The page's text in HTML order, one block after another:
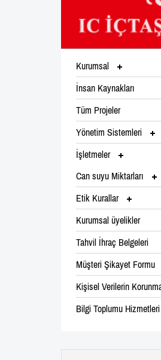
Kurumsal
İnsan Kaynakları
Tüm Projeler
Yönetim Sistemleri
İşletmeler
Can suyu Miktarları
Etik Kurallar
Kurumsal üyelikler
Tahvil İhraç Belgeleri
Müşteri Şikayet Formu
Kişisel Verilerin
Bilgi Toplumu Hizmetleri